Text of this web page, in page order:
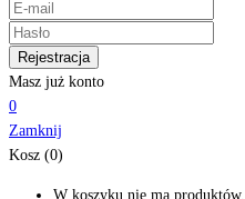
Masz już konto
0
Zamknij
Kosz (0)
W koszyku nie ma produktów.